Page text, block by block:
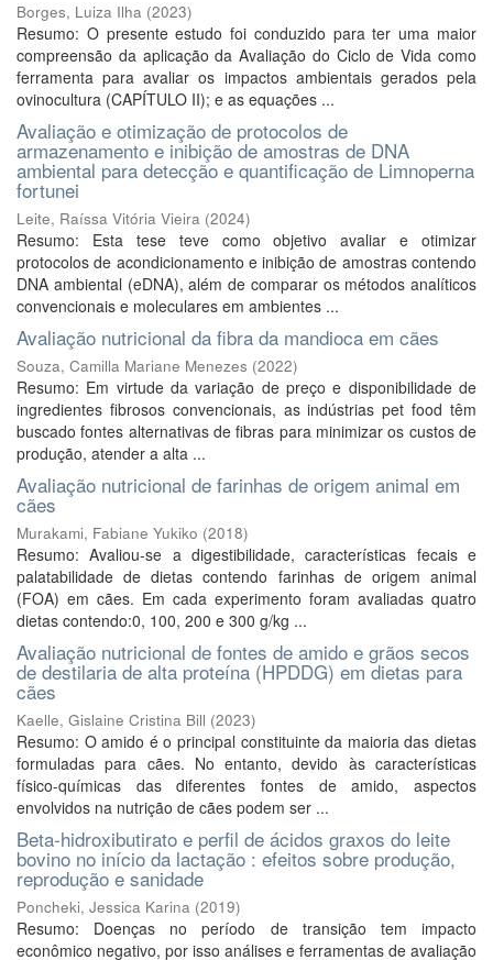
Borges, Luiza Ilha (2023)
Resumo: O presente estudo foi conduzido para ter uma maior
compreensão da aplicação da Avaliação do Ciclo de Vida como
ferramenta para avaliar os impactos ambientais gerados pela
ovinocultura (CAPÍTULO II); e as equações ...
Avaliação e otimização de protocolos de
armazenamento e inibição de amostras de DNA
ambiental para detecção e quantificação de Limnoperna
fortunei
Leite, Raíssa Vitória Vieira (2024)
Resumo: Esta tese teve como objetivo avaliar e otimizar
protocolos de acondicionamento e inibição de amostras contendo
DNA ambiental (eDNA), além de comparar os métodos analíticos
convencionais e moleculares em ambientes ...
Avaliação nutricional da fibra da mandioca em cães
Souza, Camilla Mariane Menezes (2022)
Resumo: Em virtude da variação de preço e disponibilidade de
ingredientes fibrosos convencionais, as indústrias pet food têm
buscado fontes alternativas de fibras para minimizar os custos de
produção, atender a alta ...
Avaliação nutricional de farinhas de origem animal em
cães
Murakami, Fabiane Yukiko (2018)
Resumo: Avaliou-se a digestibilidade, características fecais e
palatabilidade de dietas contendo farinhas de origem animal
(FOA) em cães. Em cada experimento foram avaliadas quatro
dietas contendo:0, 100, 200 e 300 g/kg ...
Avaliação nutricional de fontes de amido e grãos secos
de destilaria de alta proteína (HPDDG) em dietas para
cães
Kaelle, Gislaine Cristina Bill (2023)
Resumo: O amido é o principal constituinte da maioria das dietas
formuladas para cães. No entanto, devido às características
físico-químicas das diferentes fontes de amido, aspectos
envolvidos na nutrição de cães podem ser ...
Beta-hidroxibutirato e perfil de ácidos graxos do leite
bovino no início da lactação : efeitos sobre produção,
reprodução e sanidade
Poncheki, Jessica Karina (2019)
Resumo: Doenças no período de transição tem impacto
econômico negativo, por isso análises e ferramentas de avaliação